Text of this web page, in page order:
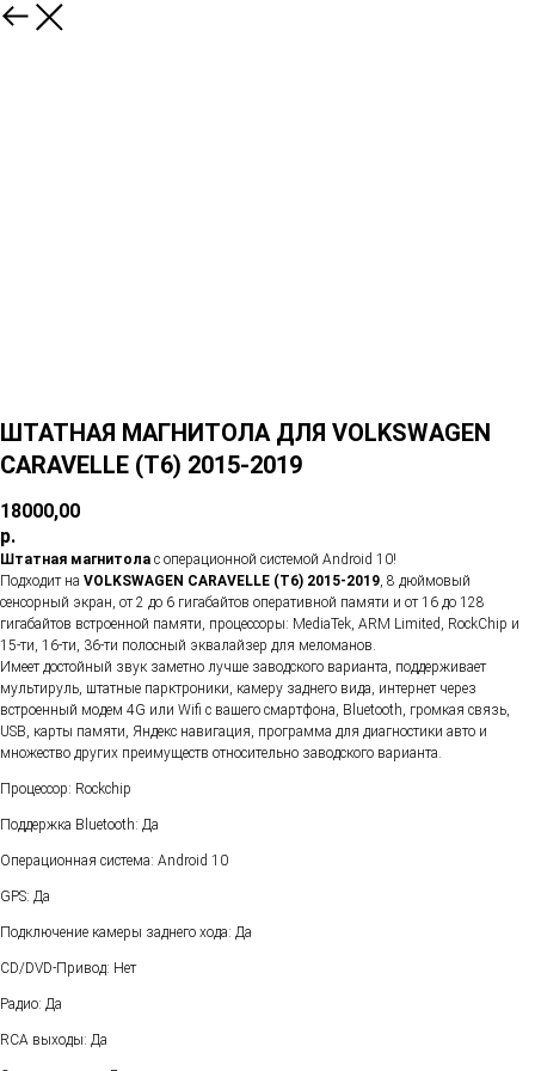
ШТАТНАЯ МАГНИТОЛА ДЛЯ VOLKSWAGEN
CARAVELLE (T6) 2015-2019
18000,00
р.
Штатная магнитола с операционной системой Android 10!
Подходит на VOLKSWAGEN CARAVELLE (T6) 2015-2019 , 8 дюймовый
сенсорный экран, от 2 до 6 гигабайтов оперативной памяти и от 16 до 128
гигабайтов встроенной памяти, процессоры: MediaTek, ARM Limited, RockChip и
15-ти, 16-ти, 36-ти полосный эквалайзер для меломанов.
Имеет достойный звук заметно лучше заводского варианта, поддерживает
мультируль, штатные парктроники, камеру заднего вида, интернет через
встроенный модем 4G или Wifi с вашего смартфона, Bluetooth, громкая связь,
USB, карты памяти, Яндекс навигация, программа для диагностики авто и
множество других преимуществ относительно заводского варианта.
Процессор: Rockchip
Поддержка Bluetooth: Да
Операционная система: Android 10
GPS: Да
Подключение камеры заднего хода: Да
CD/DVD-Привод: Нет
Радио: Да
RCA выходы: Да